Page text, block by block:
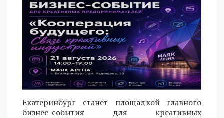
Екатеринбург станет площадкой главного
бизнес-события для креативных